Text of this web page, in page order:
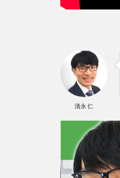
清永 仁